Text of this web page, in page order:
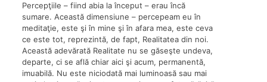
Percepţiile – fiind abia la început – erau încă
sumare. Această dimensiune – percepeam eu în
meditaţie, este şi în mine şi în afara mea, este ceva
ce este tot, reprezintă, de fapt, Realitatea din noi.
Această adevărată Realitate nu se găseşte undeva,
departe, ci se află chiar aici şi acum, permanentă,
imuabilă. Nu este niciodată mai luminoasă sau mai